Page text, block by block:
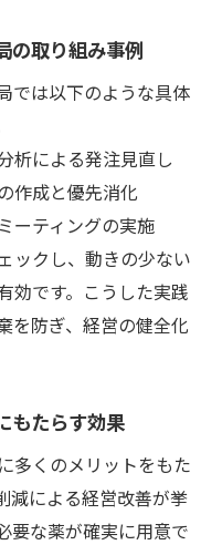
時の工夫とは
する在庫不足対策
立つ工夫を紹介
薬局の説明ポイン
調剤薬局の工夫例
トラブルと解決策
局の信頼につなが
イントを伝授
要な理由を解説
る在庫見直し方法
在庫を防ぐコツ
の取り組み事例
では以下のような具体
析による発注見直し
作成と優先消化
ーティングの実施
ックし、動きの少ない
効です。こうした実践
を防ぎ、経営の健全化
もたらす効果
多くのメリットをもた
減による経営改善が挙
要な薬が確実に用意で